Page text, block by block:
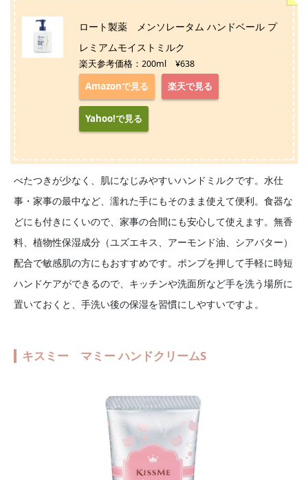
ロート製薬 メンソレータム ハンドベール プ
レミアムモイストミルク
楽天参考価格：200ml ¥638
Amazonで見る 楽天で見る
Yahoo!で見る
べたつきが少なく、肌になじみやすいハンドミルクです。水仕
事・家事の最中など、濡れた手にもそのまま使えて便利。食器な
どにも付きにくいので、家事の合間にも安心して使えます。無香
料、植物性保湿成分（ユズエキス、アーモンド油、シアバター）
配合で敏感肌の方にもおすすめです。ポンプを押して手軽に時短
ハンドケアができるので、キッチンや洗面所など手を洗う場所に
置いておくと、手洗い後の保湿を習慣にしやすいですよ。
キスミー マミー ハンドクリームS